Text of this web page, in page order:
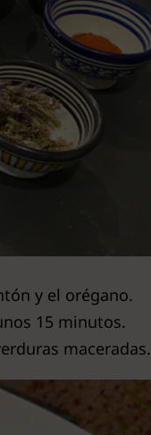
y el orégano.
15 minutos.
maceradas.